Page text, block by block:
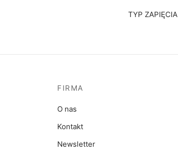
TYP ZAPIĘCIA
FIRMA
O nas
Kontakt
Newsletter